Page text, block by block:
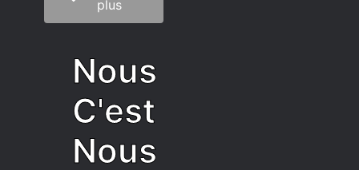
méthode?
sagesse de la
vieillesse à une
grosse dose
d’autodérision. On
est du pur produit
écrit faisant très
plus
Nous
C'est
Nous